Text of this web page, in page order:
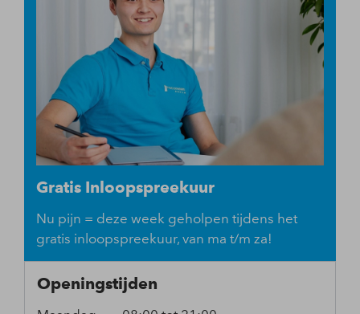
Gratis Inloopspreekuur
Nu pijn = deze week geholpen tijdens het
gratis inloopspreekuur, van ma t/m za!
Openingstijden